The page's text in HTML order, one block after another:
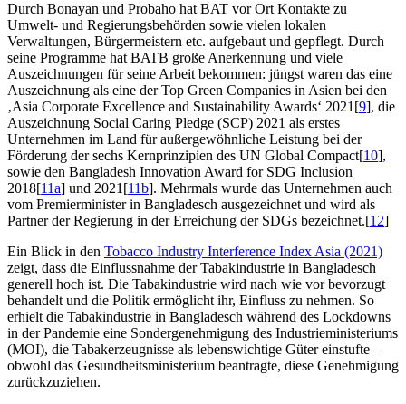
Durch Bonayan und Probaho hat BAT vor Ort Kontakte zu
Umwelt- und Regierungsbehörden sowie vielen lokalen
Verwaltungen, Bürgermeistern etc. aufgebaut und gepflegt. Durch
seine Programme hat BATB große Anerkennung und viele
Auszeichnungen für seine Arbeit bekommen: jüngst waren das eine
Auszeichnung als eine der Top Green Companies in Asien bei den
‚Asia Corporate Excellence and Sustainability Awards‘ 2021[9], die
Auszeichnung Social Caring Pledge (SCP) 2021 als erstes
Unternehmen im Land für außergewöhnliche Leistung bei der
Förderung der sechs Kernprinzipien des UN Global Compact[10],
sowie den Bangladesh Innovation Award for SDG Inclusion
2018[11a] und 2021[11b]. Mehrmals wurde das Unternehmen auch
vom Premierminister in Bangladesch ausgezeichnet und wird als
Partner der Regierung in der Erreichung der SDGs bezeichnet.[12]
Ein Blick in den Tobacco Industry Interference Index Asia (2021)
zeigt, dass die Einflussnahme der Tabakindustrie in Bangladesch
generell hoch ist. Die Tabakindustrie wird nach wie vor bevorzugt
behandelt und die Politik ermöglicht ihr, Einfluss zu nehmen. So
erhielt die Tabakindustrie in Bangladesch während des Lockdowns
in der Pandemie eine Sondergenehmigung des Industrieministeriums
(MOI), die Tabakerzeugnisse als lebenswichtige Güter einstufte –
obwohl das Gesundheitsministerium beantragte, diese Genehmigung
zurückzuziehen.